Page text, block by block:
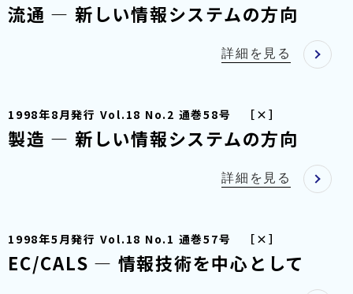
流通 — 新しい情報システムの方向
詳細を見る
1998年8月発行 Vol.18 No.2 通巻58号 ［×］
製造 — 新しい情報システムの方向
詳細を見る
1998年5月発行 Vol.18 No.1 通巻57号 ［×］
EC/CALS — 情報技術を中心として